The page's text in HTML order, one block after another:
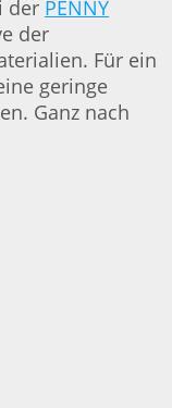
der PENNY
der
Für ein
geringe
Ganz nach